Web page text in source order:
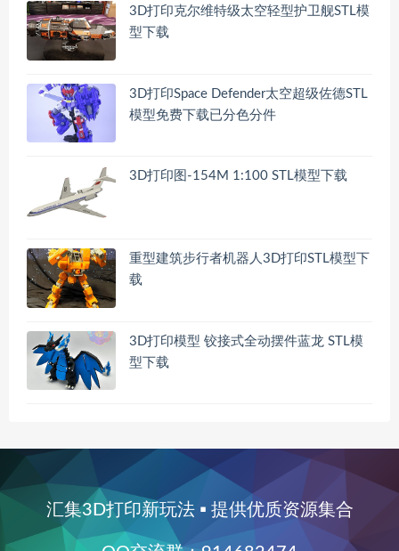
3D打印克尔维特级太空轻型护卫舰STL模
型下载
3D打印Space Defender太空超级佐德STL
模型免费下载已分色分件
3D打印图-154M 1:100 STL模型下载
重型建筑步行者机器人3D打印STL模型下
载
3D打印模型 铰接式全动摆件蓝龙 STL模
型下载
汇集3D打印新玩法 ▪ 提供优质资源集合